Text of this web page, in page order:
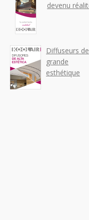
devenu
Diffuseurs de
grande
esthétique